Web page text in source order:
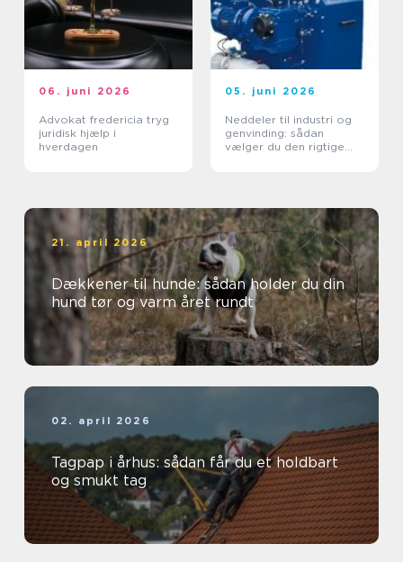
06. juni 2026
Advokat fredericia tryg
juridisk hjælp i
hverdagen
05. juni 2026
Neddeler til industri og
genvinding: sådan
vælger du den rigtige
21. april 2026
Dækkener til hunde: sådan holder du din
hund tør og varm året rundt
02. april 2026
Tagpap i århus: sådan får du et holdbart
og smukt tag